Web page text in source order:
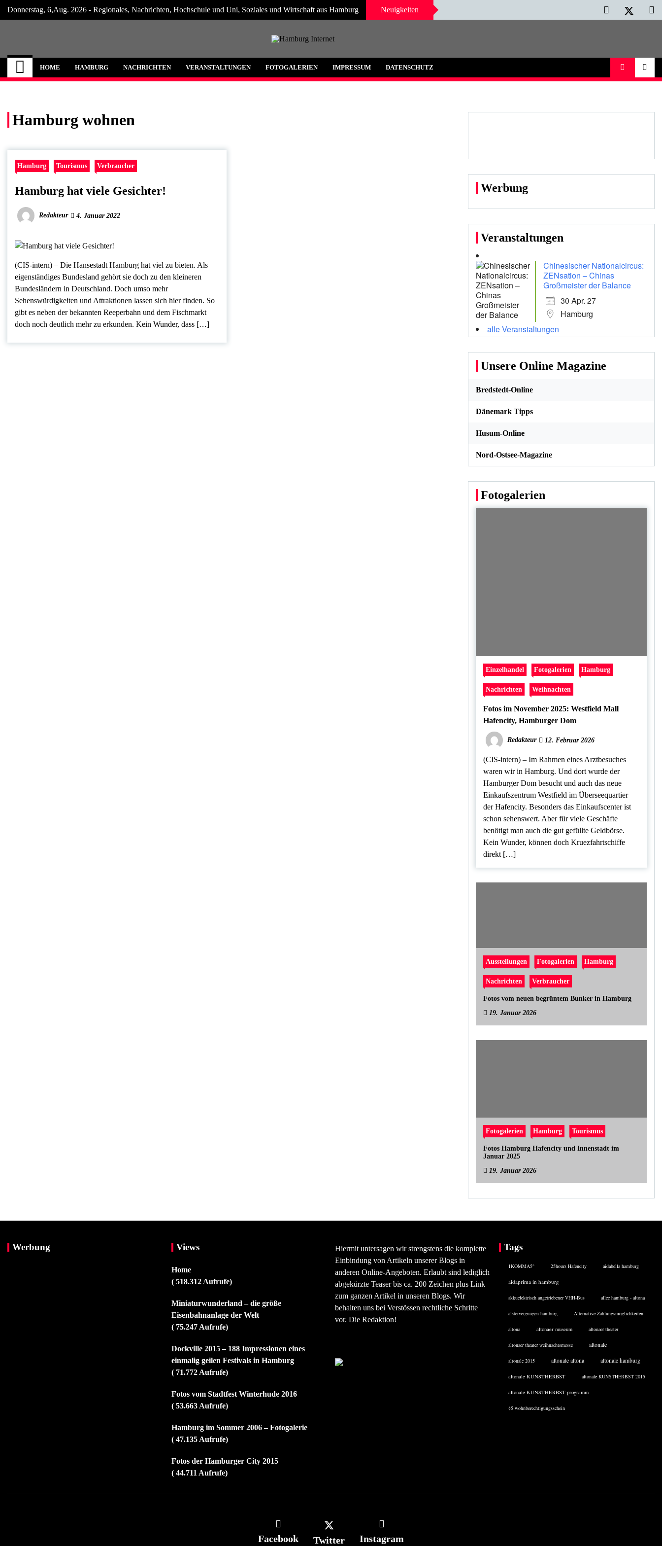
Skip
Donnerstag, 6,Aug. 2026 - Regionales, Nachrichten, Hochschule und Uni, Soziales und Wirtschaft aus Hamburg Neuigkeiten
Hamburg Internet
Neuigkeiten und Nachrichten aus Hamburg und Umgebung
HOME HAMBURG NACHRICHTEN VERANSTALTUNGEN FOTOGALERIEN IMPRESSUM DATENSCHUTZ
Hamburg wohnen
Hamburg Tourismus Verbraucher
Hamburg hat viele Gesichter!
Redakteur 4. Januar 2022
(CIS-intern) – Die Hansestadt Hamburg hat viel zu bieten. Als
eigenständiges Bundesland gehört sie doch zu den kleineren
Bundesländern in Deutschland. Doch umso mehr
Sehenswürdigkeiten und Attraktionen lassen sich hier finden. So
gibt es neben der bekannten Reeperbahn und dem Fischmarkt
doch noch deutlich mehr zu erkunden. Kein Wunder, dass […]
Werbung
Veranstaltungen
Chinesischer Nationalcircus:
ZENsation – Chinas
Großmeister der Balance
30 Apr. 27
Hamburg
alle Veranstaltungen
Unsere Online Magazine
Bredstedt-Online
Dänemark Tipps
Husum-Online
Nord-Ostsee-Magazine
Fotogalerien
Einzelhandel Fotogalerien Hamburg
Nachrichten Weihnachten
Fotos im November 2025: Westfield Mall
Hafencity, Hamburger Dom
Redakteur 12. Februar 2026
(CIS-intern) – Im Rahmen eines Arztbesuches
waren wir in Hamburg. Und dort wurde der
Hamburger Dom besucht und auch das neue
Einkaufszentrum Westfield im Überseequartier
der Hafencity. Besonders das Einkaufscenter ist
schon sehenswert. Aber für viele Geschäfte
benötigt man auch die gut gefüllte Geldbörse.
Kein Wunder, können doch Kruezfahrtschiffe
direkt […]
Ausstellungen Fotogalerien Hamburg
Nachrichten Verbraucher
Fotos vom neuen begrüntem Bunker in Hamburg
19. Januar 2026
Fotogalerien Hamburg Tourismus
Fotos Hamburg Hafencity und Innenstadt im
Januar 2025
19. Januar 2026
Werbung Views
Home
( 518.312 Aufrufe)
Miniaturwunderland – die größe
Eisenbahnanlage der Welt
( 75.247 Aufrufe)
Dockville 2015 – 188 Impressionen eines
einmalig geilen Festivals in Hamburg
( 71.772 Aufrufe)
Fotos vom Stadtfest Winterhude 2016
( 53.663 Aufrufe)
Hamburg im Sommer 2006 – Fotogalerie
( 47.135 Aufrufe)
Fotos der Hamburger City 2015
( 44.711 Aufrufe)
Hiermit untersagen wir strengstens die komplette
Einbindung von Artikeln unserer Blogs in
anderen Online-Angeboten. Erlaubt sind lediglich
abgekürzte Teaser bis ca. 200 Zeichen plus Link
zum ganzen Artikel in unseren Blogs. Wir
behalten uns bei Verstössen rechtliche Schritte
vor. Die Redaktion!
Tags
1KOMMA5° 25hours Hafencity aidabella hamburg
aidaprima in hamburg
akkuelektrisch angetriebener VHH-Bus allee hamburg - altona
alstervergnügen hamburg Alternative Zahlungsmöglichkeiten
altona altonaer museum altonaer theater
altonaer theater weihnachtsmesse altonale
altonale 2015 altonale altona altonale hamburg
altonale KUNSTHERBST altonale KUNSTHERBST 2015
altonale KUNSTHERBST programm
§5 wohnberechtigungsschein
Facebook Twitter Instagram